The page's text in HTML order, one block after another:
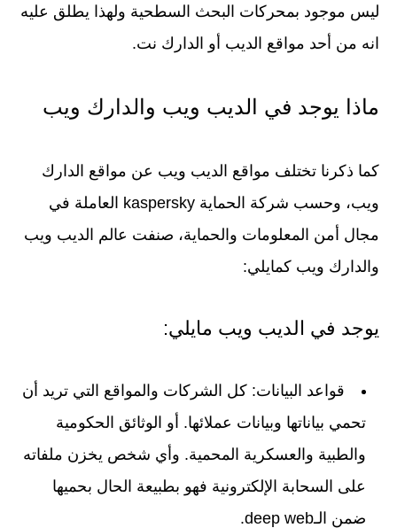
ليس موجود بمحركات البحث السطحية ولهذا يطلق عليه
انه من أحد مواقع الديب أو الدارك نت.
ماذا يوجد في الديب ويب والدارك ويب
كما ذكرنا تختلف مواقع الديب ويب عن مواقع الدارك
ويب، وحسب شركة الحماية kaspersky العاملة في
مجال أمن المعلومات والحماية، صنفت عالم الديب ويب
والدارك ويب كمايلي:
يوجد في الديب ويب مايلي:
قواعد البيانات: كل الشركات والمواقع التي تريد أن
تحمي بياناتها وبيانات عملائها. أو الوثائق الحكومية
والطبية والعسكرية المحمية. وأي شخص يخزن ملفاته
على السحابة الإلكترونية فهو بطبيعة الحال بحميها
ضمن الـdeep web.